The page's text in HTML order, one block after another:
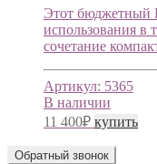
Этот бюджетный
использования в
сочетание
Артикул: 5365
В наличии
11 400₽ купить
Обратный звонок